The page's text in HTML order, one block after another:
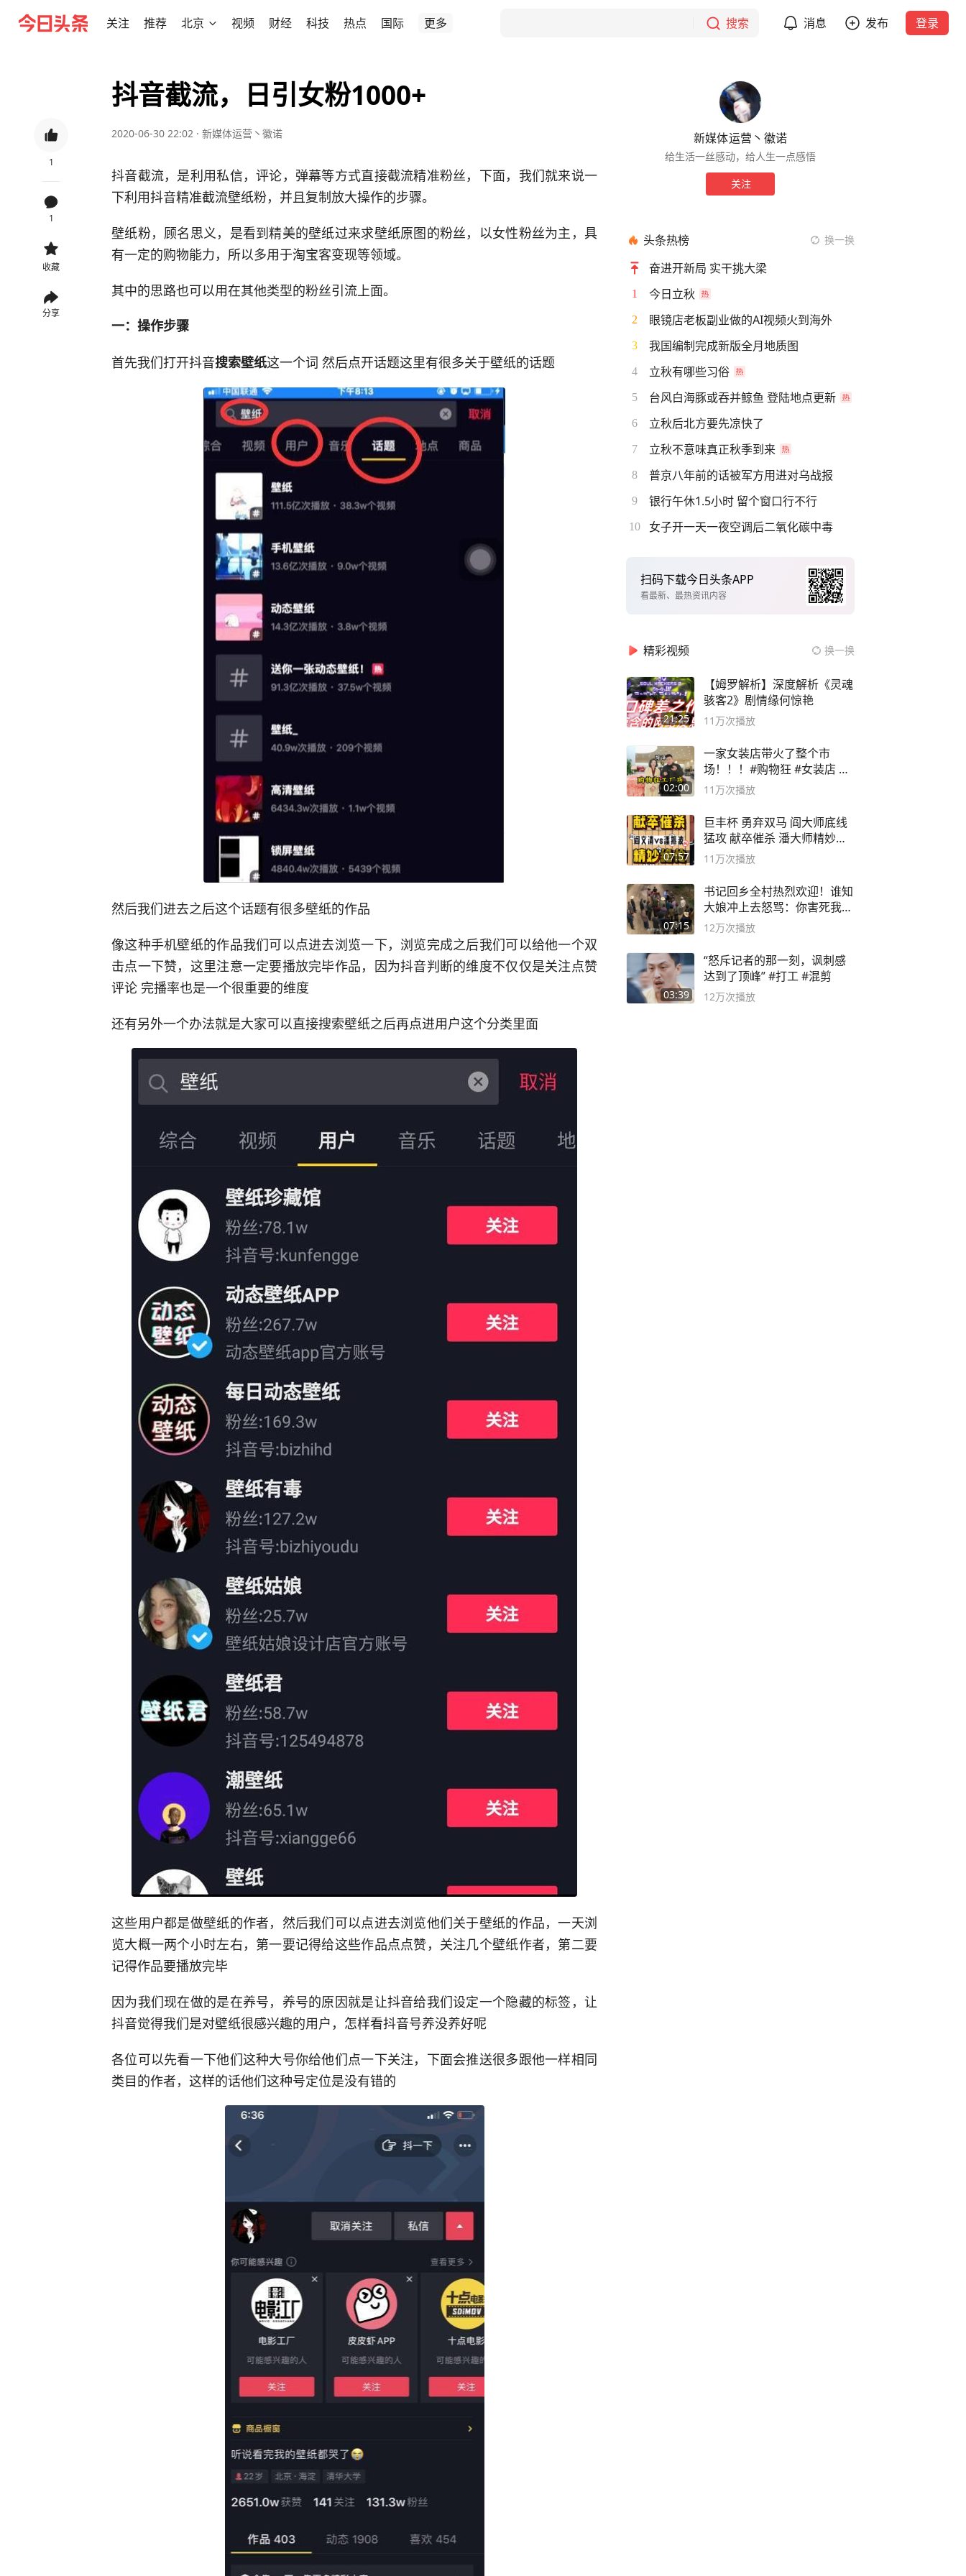
关注 推荐 北京 视频 财经 科技 热点 国际 更多 搜索 消息 发布 登录
1
1
收藏
分享
抖音截流，日引女粉1000+
2020-06-30 22:02 · 新媒体运营丶徽诺
抖音截流，是利用私信，评论，弹幕等方式直接截流精准粉丝，下面，我们就来说一
下利用抖音精准截流壁纸粉，并且复制放大操作的步骤。
壁纸粉，顾名思义，是看到精美的壁纸过来求壁纸原图的粉丝，以女性粉丝为主，具
有一定的购物能力，所以多用于淘宝客变现等领域。
其中的思路也可以用在其他类型的粉丝引流上面。
一：操作步骤
首先我们打开抖音搜索壁纸这一个词 然后点开话题这里有很多关于壁纸的话题
然后我们进去之后这个话题有很多壁纸的作品
像这种手机壁纸的作品我们可以点进去浏览一下，浏览完成之后我们可以给他一个双
击点一下赞，这里注意一定要播放完毕作品，因为抖音判断的维度不仅仅是关注点赞
评论 完播率也是一个很重要的维度
还有另外一个办法就是大家可以直接搜索壁纸之后再点进用户这个分类里面
这些用户都是做壁纸的作者，然后我们可以点进去浏览他们关于壁纸的作品，一天浏
览大概一两个小时左右，第一要记得给这些作品点点赞，关注几个壁纸作者，第二要
记得作品要播放完毕
因为我们现在做的是在养号，养号的原因就是让抖音给我们设定一个隐藏的标签，让
抖音觉得我们是对壁纸很感兴趣的用户，怎样看抖音号养没养好呢
各位可以先看一下他们这种大号你给他们点一下关注，下面会推送很多跟他一样相同
类目的作者，这样的话他们这种号定位是没有错的
新媒体运营丶徽诺
给生活一丝感动，给人生一点感悟
关注
头条热榜 换一换
奋进开新局 实干挑大梁
1 今日立秋
2 眼镜店老板副业做的AI视频火到海外
3 我国编制完成新版全月地质图
4 立秋有哪些习俗
5 台风白海豚或吞并鲸鱼 登陆地点更新
6 立秋后北方要先凉快了
7 立秋不意味真正秋季到来
8 普京八年前的话被军方用进对乌战报
9 银行午休1.5小时 留个窗口行不行
10 女子开一天一夜空调后二氧化碳中毒
扫码下载今日头条APP
看最新、最热资讯内容
精彩视频 换一换
21:25
【姆罗解析】深度解析《灵魂
骇客2》剧情缘何惊艳
11万次播放
02:00
一家女装店带火了整个市
场！！！#购物狂 #女装店 #
高品质女装
11万次播放
07:57
巨丰杯 勇弃双马 阎大师底线
猛攻 献卒催杀 潘大师精妙入
局
11万次播放
07:15
书记回乡全村热烈欢迎！谁知
大娘冲上去怒骂：你害死我儿
子
12万次播放
03:39
“怒斥记者的那一刻，讽刺感
达到了顶峰” #打工 #混剪
12万次播放